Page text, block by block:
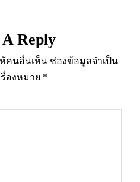
Reply
คนอื่นเห็น ช่องข้อมูลจำเป็น
องหมาย *